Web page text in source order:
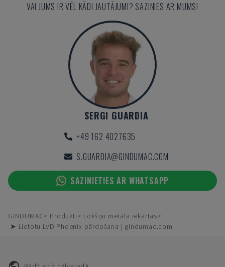
VAI JUMS IR VĒL KĀDI JAUTĀJUMI? SAZINIES AR MUMS!
SERGI GUARDIA
+49 162 4027635
S.GUARDIA@GINDUMAC.COM
SAZINIETIES AR WHATSAPP
GINDUMAC Produkti
Lokšņu metāla iekārtas
➤ Lietotu LVD Phoenix pārdošana | gindumac.com